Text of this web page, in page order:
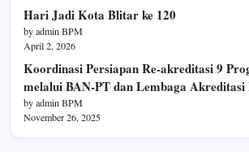
Hari Jadi Kota Blitar ke 120
by admin BPM
April 2, 2026
Koordinasi Persiapan Re-akreditasi 9
melalui BAN-PT dan Lembaga
by admin BPM
November 26, 2025